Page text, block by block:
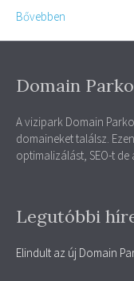
Bővebben
Domain
A vizipark Domain
domaineket találsz.
optimalizálást, SEO-t
Legutóbbi
Elindult az új Domain